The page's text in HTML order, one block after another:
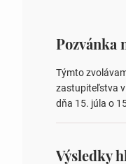
Týmto
zastupiteľstva
dňa 15. júla o
overovateľov